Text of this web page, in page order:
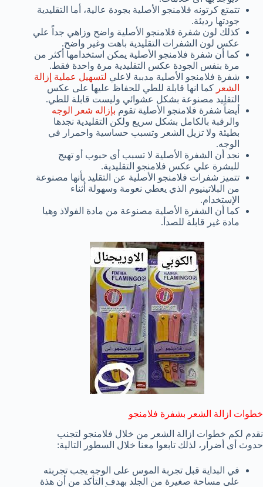
تتمتع كرتونه فلامنجو الأصلية بجودة عالية، أما التقليدية
جودتها رديئة.
كذلك لون شفرة فلامنجو الأصلية واضح وزاهي جداً علي
عكس لون الشفرات التقليدية باهت وغير واضح.
كما أن شفرة فلامنجو الأصلية يمكن استخدامها أكثر من
مرة بنفس الجودة عكس التقليدية مرة واحدة فقط.
شفرة فلامنجو الأصلية مدببة لاعلي لتسهيل عملية إزالة
الشعر كما انها قابلة للطي للحفاظ عليها على عكس
التقليد مصنوعة بشكل عشوائي وليست قابلة للطي.
أيضاً شفرة فلامنجو الأصلية تقوم بإزاله شعر الوجه
والرقبة بالكامل بشكل سريع ولكن التقليدية نجدها
بطيئة ولا تزيل الشعر وتسبب حساسية واحمرار في
الوجه.
نجد أن الشفرة الأصلية لا تسبب أى حبوب أو تهيج
للبشرة علي عكس فلامنجو التقليدية.
تتميز شفرات فلامنجو الأصلية عن التقليد بأنها مصنوعة
من البلاتينيوم الذي يعطي نعومة وسهولة أثناء
الإستخدام.
كما أن الشفرة الأصلية مصنوعة من مادة الفولاذ وهيا
مادة غير قابلة للصدأ.
خطوات ازالة الشعر بشفرة فلامنجو
نقدم لكم خطوات ازالة الشعر من خلال فلامنجو لتجنب
حدوث أى أضرار، لذلك تابعوا معنا خلال السطور التالية:
في البداية قبل تجربة الموس على الوجه يجب تجربته
على مساحة صغيرة من الجلد بهدف التأكد من أن هذة